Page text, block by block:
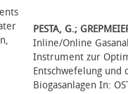
PESTA, G.;
Inline/Online
Instrument zur
Entschwefelung und
Biogasanlagen In: